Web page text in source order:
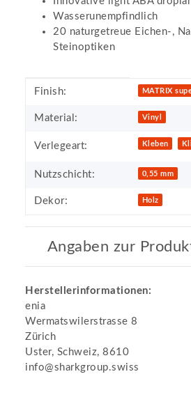
Wasserunempfindlich
20 naturgetreue Eichen-,
Steinoptiken
Produkteigenschaft
Wert
Finish: MATRIX
Material: Vinyl
Verlegeart: Kleben
Nutzschicht: 0,55 mm
Dekor: Holz
Angaben zur
Herstellerinformationen:
enia
Wermatswilerstrasse 8
Zürich
Uster, Schweiz, 8610
info@sharkgroup.swiss